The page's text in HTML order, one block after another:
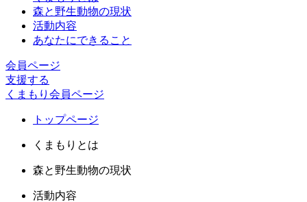
森と野生動物の現状
活動内容
あなたにできること
会員ページ
支援する
くまもり会員ページ
トップページ
くまもりとは
森と野生動物の現状
活動内容